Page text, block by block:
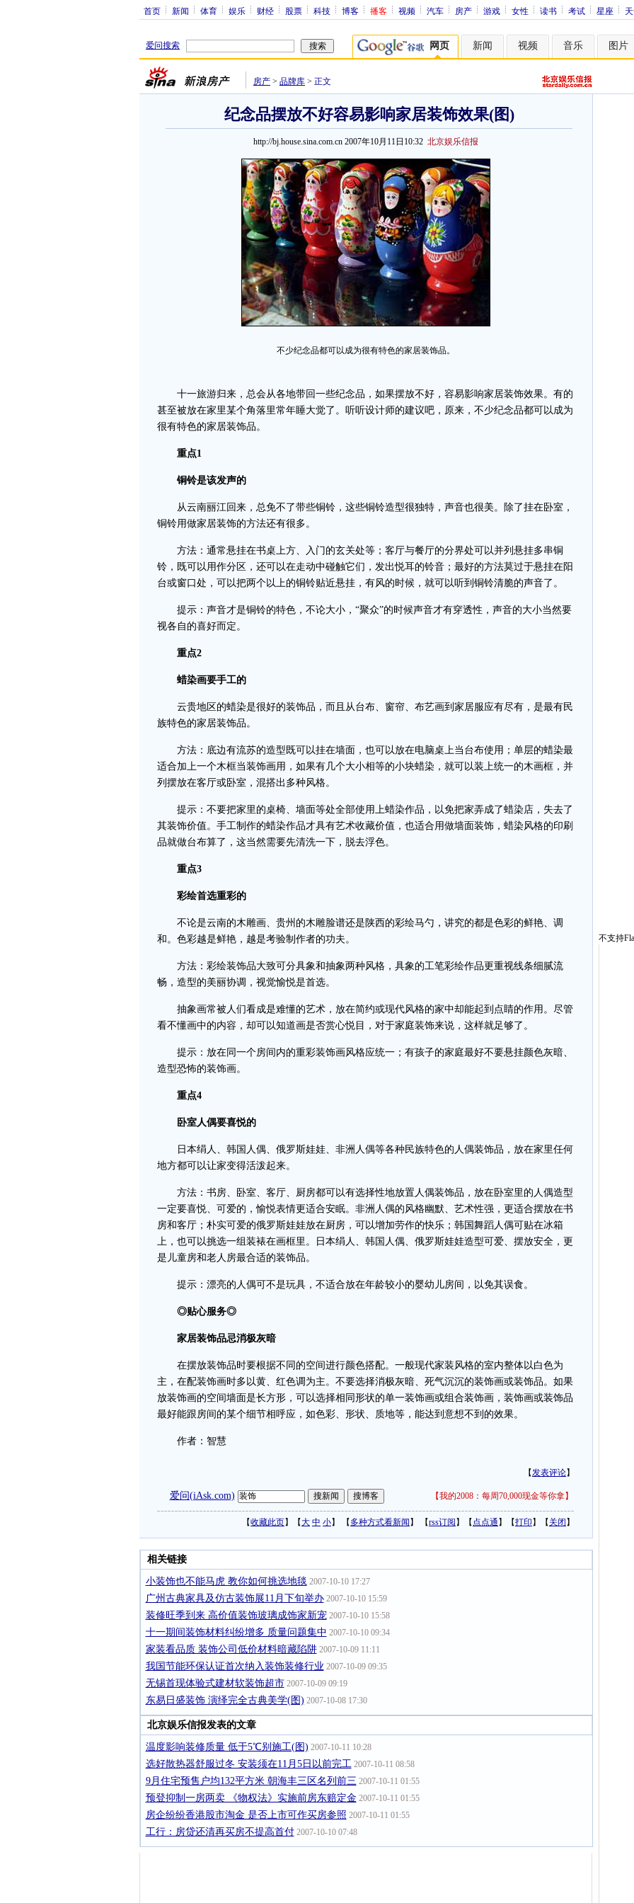
首页 新闻 体育 娱乐 财经 股票 科技 博客 播客 视频 汽车 房产 游戏 女性 读书 考试 星座
爱问搜索 网页 新闻 视频 音乐 图片
房产 > 品牌库 > 正文
纪念品摆放不好容易影响家居装饰效果(图)
http://bj.house.sina.com.cn 2007年10月11日10:32 北京娱乐信报
不少纪念品都可以成为很有特色的家居装饰品。
十一旅游归来，总会从各地带回一些纪念品，如果摆放不好，容易影响家居装饰效果。有的
甚至被放在家里某个角落里常年睡大觉了。听听设计师的建议吧，原来，不少纪念品都可以成为
很有特色的家居装饰品。
重点1
铜铃是该发声的
从云南丽江回来，总免不了带些铜铃，这些铜铃造型很独特，声音也很美。除了挂在卧室，
铜铃用做家居装饰的方法还有很多。
方法：通常悬挂在书桌上方、入门的玄关处等；客厅与餐厅的分界处可以并列悬挂多串铜
铃，既可以用作分区，还可以在走动中碰触它们，发出悦耳的铃音；最好的方法莫过于悬挂在阳
台或窗口处，可以把两个以上的铜铃贴近悬挂，有风的时候，就可以听到铜铃清脆的声音了。
提示：声音才是铜铃的特色，不论大小，“聚众”的时候声音才有穿透性，声音的大小当然要
视各自的喜好而定。
重点2
蜡染画要手工的
云贵地区的蜡染是很好的装饰品，而且从台布、窗帘、布艺画到家居服应有尽有，是最有民
族特色的家居装饰品。
方法：底边有流苏的造型既可以挂在墙面，也可以放在电脑桌上当台布使用；单层的蜡染最
适合加上一个木框当装饰画用，如果有几个大小相等的小块蜡染，就可以装上统一的木画框，并
列摆放在客厅或卧室，混搭出多种风格。
提示：不要把家里的桌椅、墙面等处全部使用上蜡染作品，以免把家弄成了蜡染店，失去了
其装饰价值。手工制作的蜡染作品才具有艺术收藏价值，也适合用做墙面装饰，蜡染风格的印刷
品就做台布算了，这当然需要先清洗一下，脱去浮色。
重点3
彩绘首选重彩的
不论是云南的木雕画、贵州的木雕脸谱还是陕西的彩绘马勺，讲究的都是色彩的鲜艳、调
和。色彩越是鲜艳，越是考验制作者的功夫。
方法：彩绘装饰品大致可分具象和抽象两种风格，具象的工笔彩绘作品更重视线条细腻流
畅，造型的美丽协调，视觉愉悦是首选。
抽象画常被人们看成是难懂的艺术，放在简约或现代风格的家中却能起到点睛的作用。尽管
看不懂画中的内容，却可以知道画是否赏心悦目，对于家庭装饰来说，这样就足够了。
提示：放在同一个房间内的重彩装饰画风格应统一；有孩子的家庭最好不要悬挂颜色灰暗、
造型恐怖的装饰画。
重点4
卧室人偶要喜悦的
日本绢人、韩国人偶、俄罗斯娃娃、非洲人偶等各种民族特色的人偶装饰品，放在家里任何
地方都可以让家变得活泼起来。
方法：书房、卧室、客厅、厨房都可以有选择性地放置人偶装饰品，放在卧室里的人偶造型
一定要喜悦、可爱的，愉悦表情更适合安眠。非洲人偶的风格幽默、艺术性强，更适合摆放在书
房和客厅；朴实可爱的俄罗斯娃娃放在厨房，可以增加劳作的快乐；韩国舞蹈人偶可贴在冰箱
上，也可以挑选一组装裱在画框里。日本绢人、韩国人偶、俄罗斯娃娃造型可爱、摆放安全，更
是儿童房和老人房最合适的装饰品。
提示：漂亮的人偶可不是玩具，不适合放在年龄较小的婴幼儿房间，以免其误食。
◎贴心服务◎
家居装饰品忌消极灰暗
在摆放装饰品时要根据不同的空间进行颜色搭配。一般现代家装风格的室内整体以白色为
主，在配装饰画时多以黄、红色调为主。不要选择消极灰暗、死气沉沉的装饰画或装饰品。如果
放装饰画的空间墙面是长方形，可以选择相同形状的单一装饰画或组合装饰画，装饰画或装饰品
最好能跟房间的某个细节相呼应，如色彩、形状、质地等，能达到意想不到的效果。
作者：智慧
【发表评论】
爱问(iAsk.com) 【我的2008：每周70,000现金等你拿】
【收藏此页】【大 中 小】 【 多种方式看新闻 】 【rss订阅 】【 点点通 】【打印 】【 关闭 】
相关链接
小装饰也不能马虎 教你如何挑选地毯2007-10-10 17:27
广州古典家具及仿古装饰展11月下旬举办2007-10-10 15:59
装修旺季到来 高价值装饰玻璃成饰家新宠2007-10-10 15:58
十一期间装饰材料纠纷增多 质量问题集中 2007-10-10 09:34
家装看品质 装饰公司低价材料暗藏陷阱2007-10-09 11:11
我国节能环保认证首次纳入装饰装修行业 2007-10-09 09:35
无锡首现体验式建材软装饰超市2007-10-09 09:19
东易日盛装饰 演绎完全古典美学(图) 2007-10-08 17:30
北京娱乐信报发表的文章
温度影响装修质量 低于5℃别施工(图) 2007-10-11 10:28
选好散热器舒服过冬 安装须在11月5日以前完工2007-10-11 08:58
9月住宅预售户均132平方米 朝海丰三区名列前三 2007-10-11 01:55
预登抑制一房两卖 《物权法》实施前房东赔定金 2007-10-11 01:55
房企纷纷香港股市淘金 是否上市可作买房参照 2007-10-11 01:55
工行：房贷还清再买房不提高首付2007-10-10 07:48
不支持